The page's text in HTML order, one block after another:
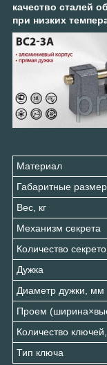
качество сталей
при низких
Материал
Габаритные
Вес, кг
Механизм секрета
Количество
Дужка
Диаметр дужки, мм
Проем
Количество
Тип ключа